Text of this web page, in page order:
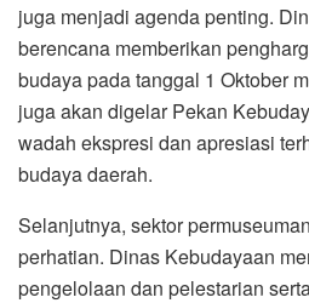
juga menjadi agenda penting.
berencana memberikan
budaya pada tanggal 1 Oktober
juga akan digelar Pekan
wadah ekspresi dan apresiasi
budaya daerah.
Selanjutnya, sektor
perhatian. Dinas Kebudayaan
pengelolaan dan pelestarian